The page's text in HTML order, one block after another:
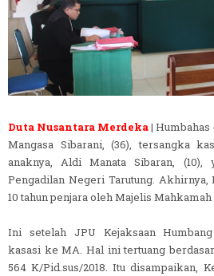
Duta Nusantara Merdeka| Humbahas
Mangasa Sibarani, (36), tersangka
anaknya, Aldi Manata Sibaran,
Pengadilan Negeri Tarutung. Akhirnya,
10 tahun penjara oleh Majelis Mahkamah
Ini setelah JPU Kejaksaan
kasasi ke MA. Hal ini tertuang
564 K/Pid.sus/2018. Itu disampaikan,